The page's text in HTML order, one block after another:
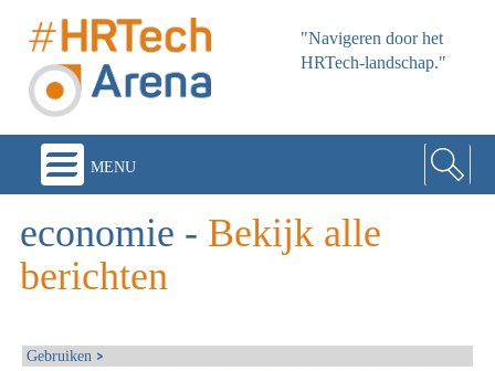
"Navigeren door het
HRTech-landschap."
menu
economie - Bekijk alle
berichten
Gebruiken